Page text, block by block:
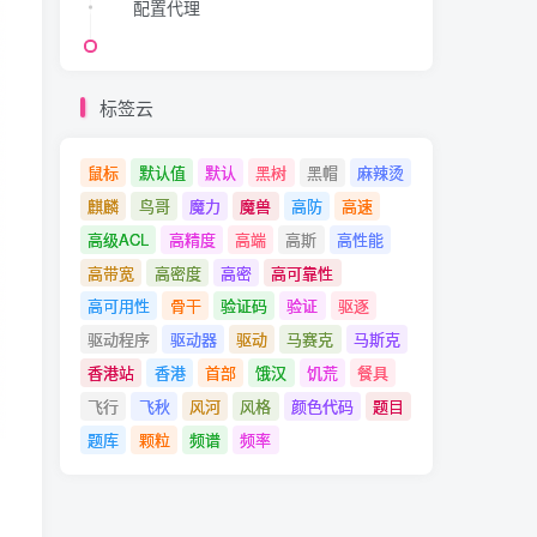
配置代理
标签云
鼠标 默认值 默认 黑树 黑帽
麻辣烫
麒麟
鸟哥 魔力 魔兽 高防
高速
高级ACL
高精度 高端 高斯
高性能
高带宽
高密度 高密
高可靠性
高可用性
骨干 验证码 验证
驱逐
驱动程序
驱动器 驱动 马赛克
马斯克
香港站
香港 首部 饿汉 饥荒
餐具
飞行
飞秋 风河 风格 颜色代码
题目
题库
颗粒 频谱 频率